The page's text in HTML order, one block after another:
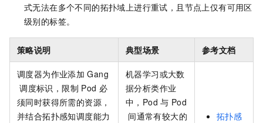
式无法在多个不同的拓扑域上进行重试，且节点上仅有可用区
级别的标签。
策略说明 典型场景 参考文档
调度器为作业添加 Gang
调度标识，限制 Pod 必
须同时获得所需的资源，
并结合拓扑感知调度能力
机器学习或大数
据分析类作业
中，Pod 与 Pod
间通常有较大的
拓扑感